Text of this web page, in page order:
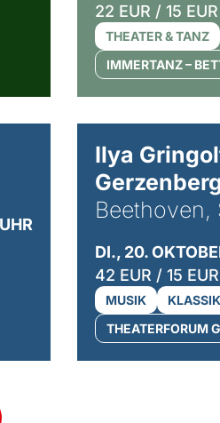
22 EUR / 15 EUR
THEATER & TANZ
IMMERTANZ –
Ilya
Beethoven,
DI., 20.
42 EUR / 15 EUR
MUSIK
KLASSIK
THEATERFORUM